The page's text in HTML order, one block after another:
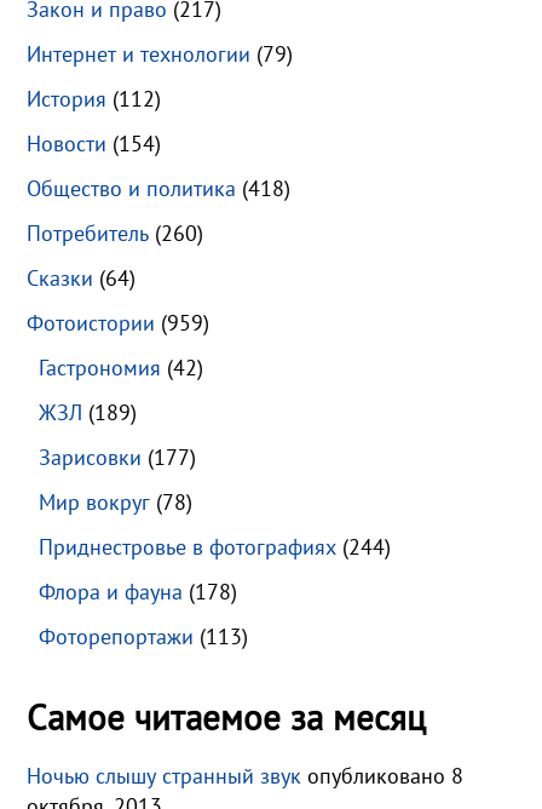
Закон и право (217)
Интернет и технологии (79)
История (112)
Новости (154)
Общество и политика (418)
Потребитель (260)
Сказки (64)
Фотоистории (959)
Гастрономия (42)
ЖЗЛ (189)
Зарисовки (177)
Мир вокруг (78)
Приднестровье в фотографиях (244)
Флора и фауна (178)
Фоторепортажи (113)
Самое читаемое за месяц
Ночью слышу странный звук опубликовано 8